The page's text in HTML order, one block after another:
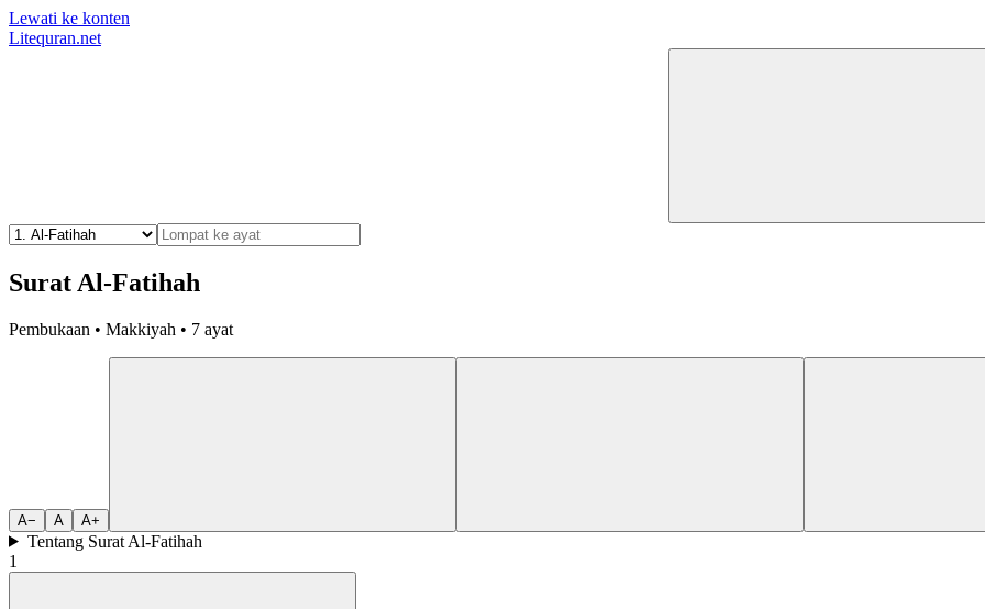
Lewati ke konten
Litequran.net
Surat Al-Fatihah
Pembukaan • Makkiyah • 7 ayat
A− A A+
Tentang Surat Al-Fatihah
1